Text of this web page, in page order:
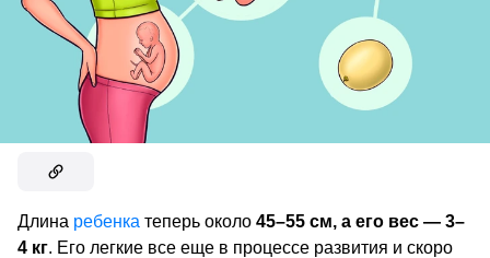
Длина ребенка теперь около 45–55 см, а его вес — 3–
4 кг. Его легкие все еще в процессе развития и скоро